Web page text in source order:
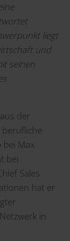
liegt
und
seinen
der
berufliche
bei Max
bei
Sales
hat er
in